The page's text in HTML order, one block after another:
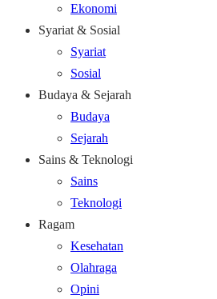
Ekonomi
Syariat & Sosial
Syariat
Sosial
Budaya & Sejarah
Budaya
Sejarah
Sains & Teknologi
Sains
Teknologi
Ragam
Kesehatan
Olahraga
Opini